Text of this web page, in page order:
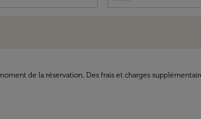
de la réservation. Des frais et charges